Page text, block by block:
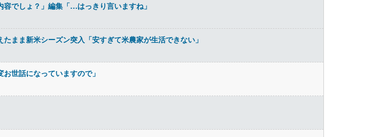
でしょ？」編集「…はっきり言いますね」
まま新米シーズン突入「安すぎて米農家が生活できない」
世話になっていますので」